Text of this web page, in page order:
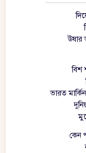
ঊষার
বিশ
ভারত
কেন